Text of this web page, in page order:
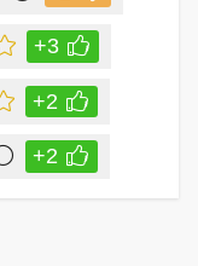
+3
+2
+2